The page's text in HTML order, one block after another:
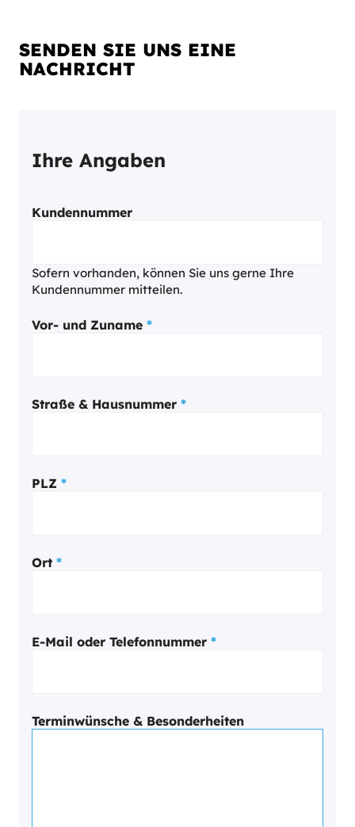
SENDEN SIE UNS EINE
NACHRICHT
Ihre Angaben
Kundennummer
Sofern vorhanden, können Sie uns gerne Ihre
Kundennummer mitteilen.
Vor- und Zuname *
Straße & Hausnummer *
PLZ *
Ort *
E-Mail oder Telefonnummer *
Terminwünsche & Besonderheiten